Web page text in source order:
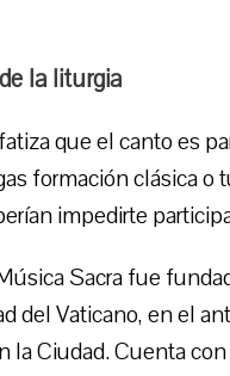
la liturgia
que el canto es
formación clásica o
impedirte
Sacra fue
del Vaticano, en el
Ciudad. Cuenta